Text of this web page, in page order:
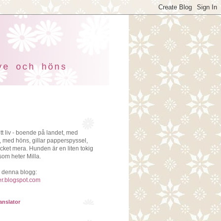
och höns
liv - boende på landet, med
med höns, gillar papperspyssel,
mera. Hunden är en liten tokig
heter Milla.
denna blogg: